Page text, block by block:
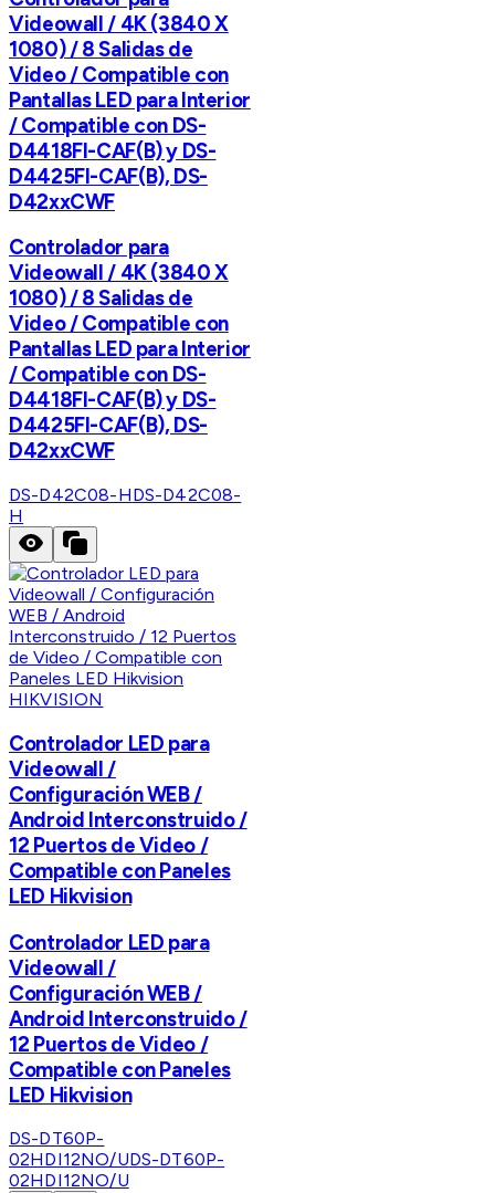
Videowall / 4K (3840 X
1080) / 8 Salidas de
Video / Compatible con
Pantallas LED para Interior
/ Compatible con DS-
D4418FI-CAF(B) y DS-
D4425FI-CAF(B), DS-
D42xxCWF
Controlador para
Videowall / 4K (3840 X
1080) / 8 Salidas de
Video / Compatible con
Pantallas LED para Interior
/ Compatible con DS-
D4418FI-CAF(B) y DS-
D4425FI-CAF(B), DS-
D42xxCWF
DS-D42C08-HDS-D42C08-
H
HIKVISION
Controlador LED para
Videowall /
Configuración WEB /
Android Interconstruido /
12 Puertos de Video /
Compatible con Paneles
LED Hikvision
Controlador LED para
Videowall /
Configuración WEB /
Android Interconstruido /
12 Puertos de Video /
Compatible con Paneles
LED Hikvision
DS-DT60P-
02HDI12NO/UDS-DT60P-
02HDI12NO/U